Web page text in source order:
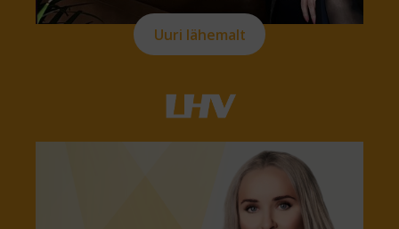
Uuri lähemalt